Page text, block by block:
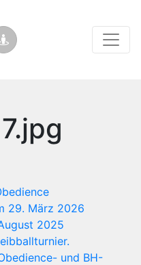
29. März 2026
2025
und BH-